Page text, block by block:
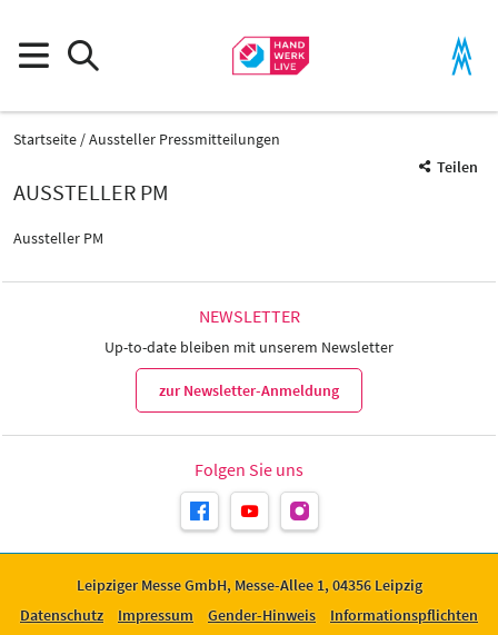
Startseite
Aussteller Pressmitteilungen
Teilen
AUSSTELLER PM
Aussteller PM
NEWSLETTER
Up-to-date bleiben mit unserem Newsletter
zur Newsletter-Anmeldung
Folgen Sie uns
Leipziger Messe GmbH, Messe-Allee 1, 04356 Leipzig
Datenschutz
Impressum Gender-Hinweis Informationspflichten